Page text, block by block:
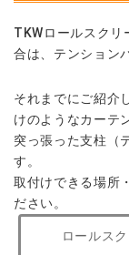
TKWロールスク
合は、テンション
それまでにご紹介
けのようなカーテ
突っ張った支柱（
す。
取付けできる場所
ださい。
ロールス